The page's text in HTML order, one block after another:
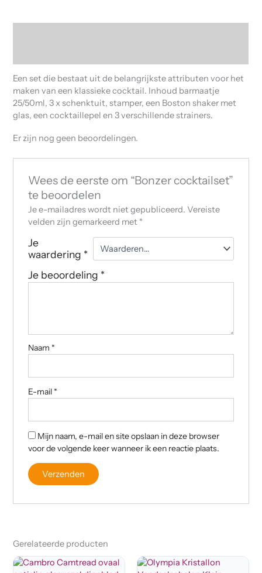
Een set die bestaat uit de belangrijkste attributen voor het
maken van een klassieke cocktail. Inhoud barmaatje
25/50ml, 3 x schenktuit, stamper, een Boston shaker met
glas, een cocktaillepel en 3 verschillende strainers.
Er zijn nog geen beoordelingen.
Wees de eerste om “Bonzer cocktailset”
te beoordelen
Je e-mailadres wordt niet gepubliceerd. Vereiste
velden zijn gemarkeerd met *
Je
waardering *
Je beoordeling *
Naam *
E-mail *
Mijn naam, e-mail en site opslaan in deze browser
voor de volgende keer wanneer ik een reactie plaats.
Gerelateerde producten